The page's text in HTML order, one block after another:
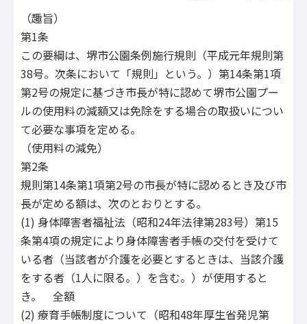
（趣旨）
第1条
この要綱は、堺市公園条例施行規則（平成元年規則第
38号。次条において「規則」という。）第14条第1項
第2号の規定に基づき市長が特に認めて堺市公園プー
ルの使用料の減額又は免除をする場合の取扱いについ
て必要な事項を定める。
（使用料の減免）
第2条
規則第14条第1項第2号の市長が特に認めるとき及び市
長が定める額は、次のとおりとする。
(1) 身体障害者福祉法（昭和24年法律第283号）第15
条第4項の規定により身体障害者手帳の交付を受けて
いる者（当該者が介護を必要とするときは、当該介護
をする者（1人に限る。）を含む。）が使用すると
き。 全額
(2) 療育手帳制度について（昭和48年厚生省発児第